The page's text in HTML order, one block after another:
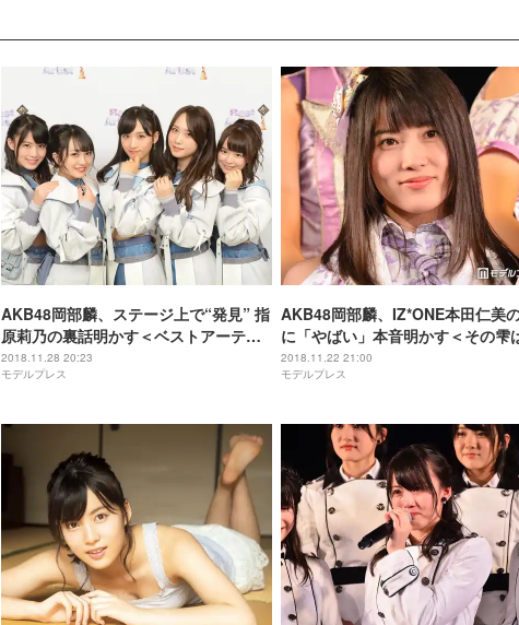
AKB48岡部麟、ステージ上で“発見” 指
原莉乃の裏話明かす＜ベストアーティ
スト2018舞台裏取材＞
2018.11.28 20:23
モデルプレス
AKB48岡部麟、IZ*ONE本田仁美
に「やばい」本音明かす＜その雫
未来へと繋がる虹になる。＞
2018.11.22 21:00
モデルプレス